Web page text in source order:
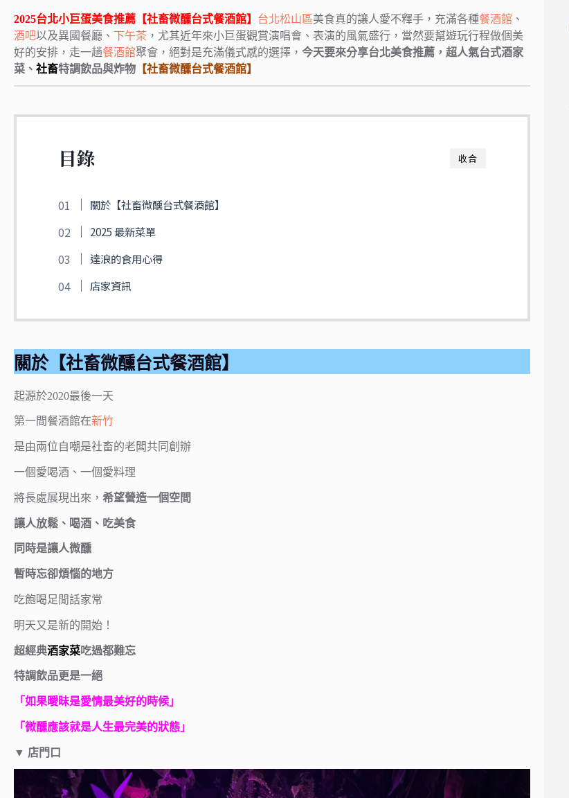
2025台北小巨蛋美食推薦 【社畜微醺台式餐酒館】 台北松山區美食真的讓人愛不釋手，充滿各種餐酒館 、
酒吧以及異國餐廳、 下午茶 ，尤其近年來小巨蛋觀賞演唱會、表演的風氣盛行，當然要幫遊玩行程做個美
好的安排，走一趟餐酒館聚會，絕對是充滿儀式感的選擇， 今天要來分享台北美食推薦，超人氣台式酒家
菜、 社畜特調飲品與炸物 【社畜微醺台式餐酒館】
收合
目錄
關於【社畜微醺台式餐酒館】
2025 最新菜單
達浪的食用心得
店家資訊
關於【社畜微醺台式餐酒館】
起源於2020最後一天
第一間餐酒館在新竹
是由兩位自嘲是社畜的老闆共同創辦
一個愛喝酒、一個愛料理
將長處展現出來 ， 希望營造一個空間
讓人放鬆、喝酒、吃美食
同時是讓人微醺
暫時忘卻煩惱的地方
吃飽喝足閒話家常
明天又是新的開始！
超經典酒家菜吃過都難忘
特調飲品更是一絕
「如果曖昧是愛情最美好的時候」
「微醺應該就是人生最完美的狀態」
▼ 店門口